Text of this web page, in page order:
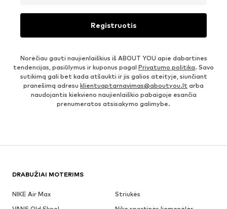
Registruotis
Norėčiau gauti naujienlaiškius iš ABOUT YOU apie dabartines
tendencijas, pasiūlymus ir kuponus pagal Privatumo politika. Savo
sutikimą gali bet kada atšaukti ir jis galios ateityje, siunčiant
pranešimą adresu klientuaptarnavimas@aboutyou.lt arba
naudojantis kiekvieno naujienlaiškio pabaigoje esančia
prenumeratos atsisakymo galimybe.
DRABUŽIAI MOTERIMS
NIKE Air Max
Striukės